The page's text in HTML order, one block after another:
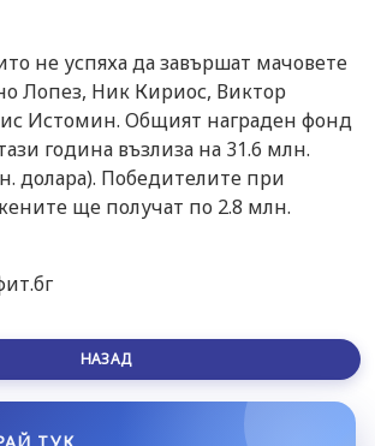
не успяха да завършат мачовете
Лопез, Ник Кириос, Виктор
Истомин. Общият награден фонд
година възлиза на 31.6 млн.
долара). Победителите при
ще получат по 2.8 млн.
НАЗАД